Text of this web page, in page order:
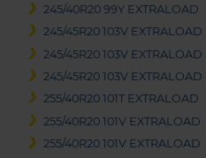
245/40R20 99Y EXTRALOAD
245/45R20 103V EXTRALOAD
245/45R20 103V EXTRALOAD
245/45R20 103V EXTRALOAD
255/40R20 101T EXTRALOAD
255/40R20 101V EXTRALOAD
255/40R20 101V EXTRALOAD